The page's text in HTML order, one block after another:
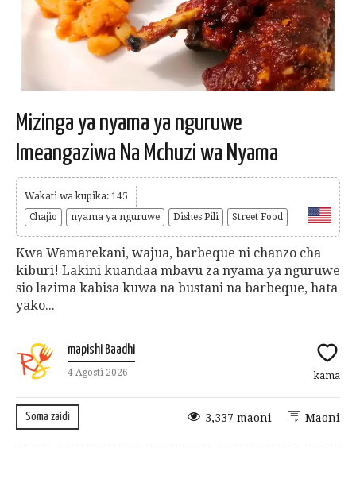
Mizinga ya nyama ya nguruwe
Imeangaziwa Na Mchuzi wa Nyama
Wakati wa kupika: 145
Chajio
nyama ya nguruwe Dishes Pili Street Food
Kwa Wamarekani, wajua, barbeque ni chanzo cha
kiburi! Lakini kuandaa mbavu za nyama ya nguruwe
sio lazima kabisa kuwa na bustani na barbeque, hata
yako...
mapishi Baadhi
4 Agosti 2026 kama
Soma zaidi Maoni
3,337 maoni